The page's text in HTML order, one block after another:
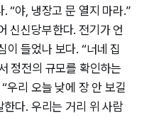
“야, 냉장고 문 열지 마라.”
신신당부한다. 전기가 언
이 들었나 보다. “너네 집
정전의 규모를 확인하는
우리 오늘 낮에 장 안 보길
다. 우리는 거리 위 사람